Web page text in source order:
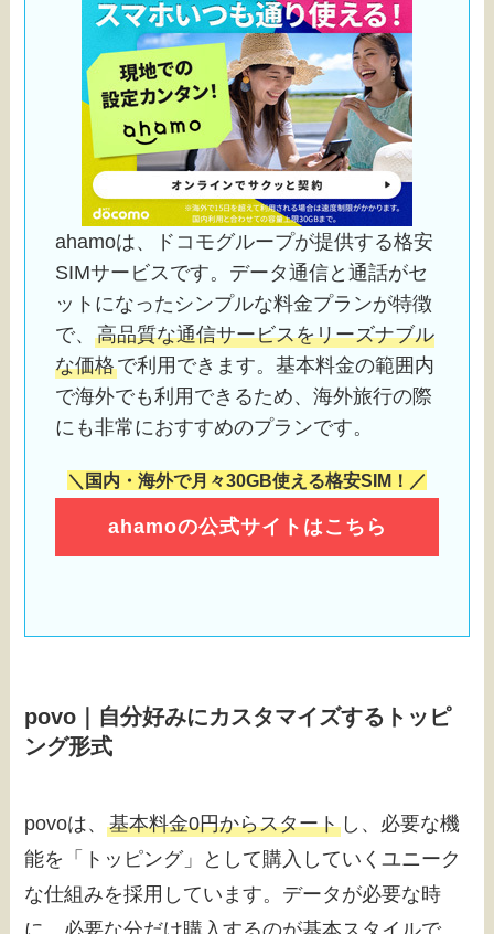
ahamoは、ドコモグループが提供する格安
SIMサービスです。データ通信と通話がセ
ットになったシンプルな料金プランが特徴
で、高品質な通信サービスをリーズナブル
な価格で利用できます。基本料金の範囲内
で海外でも利用できるため、海外旅行の際
にも非常におすすめのプランです。
＼国内・海外で月々30GB使える格安SIM！／
ahamoの公式サイトはこちら
povo｜自分好みにカスタマイズするトッピ
ング形式
povoは、基本料金0円からスタート し、必要な機
能を「トッピング」として購入していくユニーク
な仕組みを採用しています。データが必要な時
に、必要な分だけ購入するのが基本スタイルで